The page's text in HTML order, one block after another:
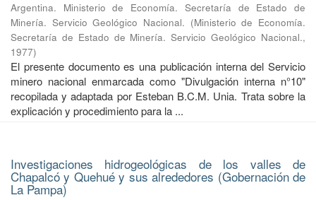
Argentina. Ministerio de Economía. Secretaría de Estado de
Minería. Servicio Geológico Nacional. (Ministerio de Economía.
Secretaría de Estado de Minería. Servicio Geológico Nacional.,
1977)
El presente documento es una publicación interna del Servicio
minero nacional enmarcada como "Divulgación interna n°10"
recopilada y adaptada por Esteban B.C.M. Unia. Trata sobre la
explicación y procedimiento para la ...
Investigaciones hidrogeológicas de los valles de
Chapalcó y Quehué y sus alrededores (Gobernación de
La Pampa)